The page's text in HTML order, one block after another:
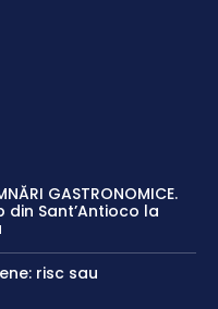
GASTRONOMICE.
Sant’Antioco la
risc sau